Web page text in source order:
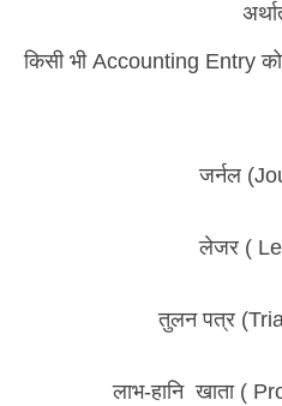
किसी भी Accounting Entry
जर्नल
लेजर (
तुलन पत्र
लाभ-हानि खाता (